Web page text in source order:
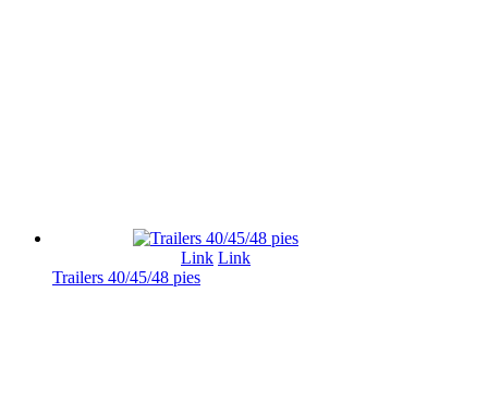
Link Link
Trailers 40/45/48 pies